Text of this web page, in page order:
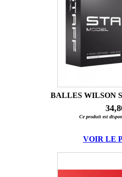
BALLES WILSON
Ce produit est
VOIR LE